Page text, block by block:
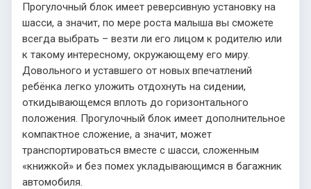
Прогулочный блок имеет реверсивную установку на
шасси, а значит, по мере роста малыша вы сможете
всегда выбрать – везти ли его лицом к родителю или
к такому интересному, окружающему его миру.
Довольного и уставшего от новых впечатлений
ребёнка легко уложить отдохнуть на сидении,
откидывающемся вплоть до горизонтального
положения. Прогулочный блок имеет дополнительное
компактное сложение, а значит, может
транспортироваться вместе с шасси, сложенным
«книжкой» и без помех укладывающимся в багажник
автомобиля.